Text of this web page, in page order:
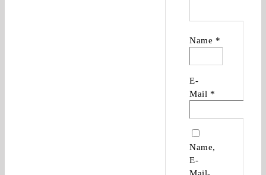
Name *
E-
Mail *
Name,
E-